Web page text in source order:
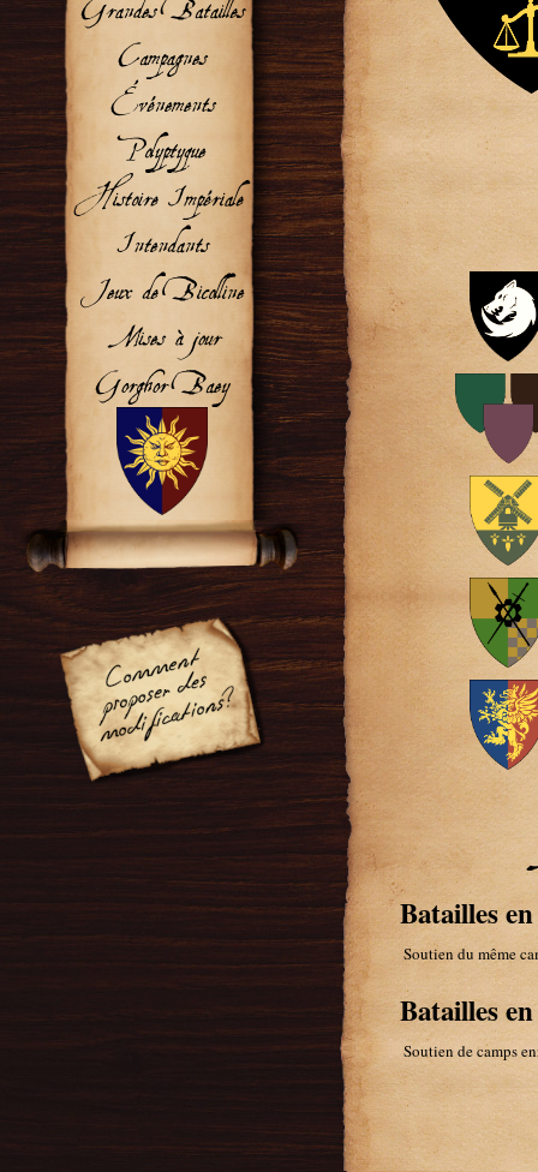
Batailles
Soutien du même
Batailles
Soutien de camps